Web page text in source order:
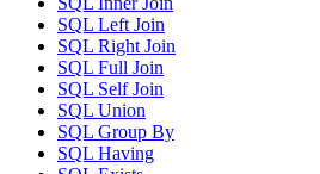
SQL Left Join
SQL Right Join
SQL Full Join
SQL Self Join
SQL Union
SQL Group By
SQL Having